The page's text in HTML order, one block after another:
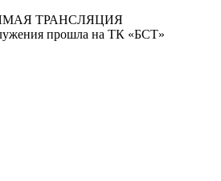
ТРАНСЛЯЦИЯ
прошла на ТК «БСТ»